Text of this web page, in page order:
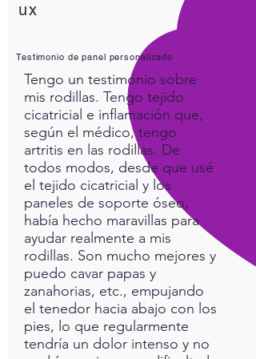
Words that heal use a
sophisticated process called
“archetypal encoding” that
translates an Experience
(words as an example) into a
set of Audio Symbols (Cosmic
Healing Sounds)
The more relaxed you are,
the more your consciousness
can receive the sound
stimulation and then
“decode” this information at
a non intellectual level.
Ever wondered how “get” a
message from music without
being able to put it into
ux
Testimonio de panel personalizado
Tengo un testimonio sobre
mis rodillas. Tengo tejido
cicatricial e inflamación que,
según el médico, tengo
artritis en las rodillas. De
todos modos, desde que usé
el tejido cicatricial y los
paneles de soporte óseo,
había hecho maravillas para
ayudar realmente a mis
rodillas. Son mucho mejores y
puedo cavar papas y
zanahorias, etc., empujando
el tenedor hacia abajo con los
pies, lo que regularmente
tendría un dolor intenso y no